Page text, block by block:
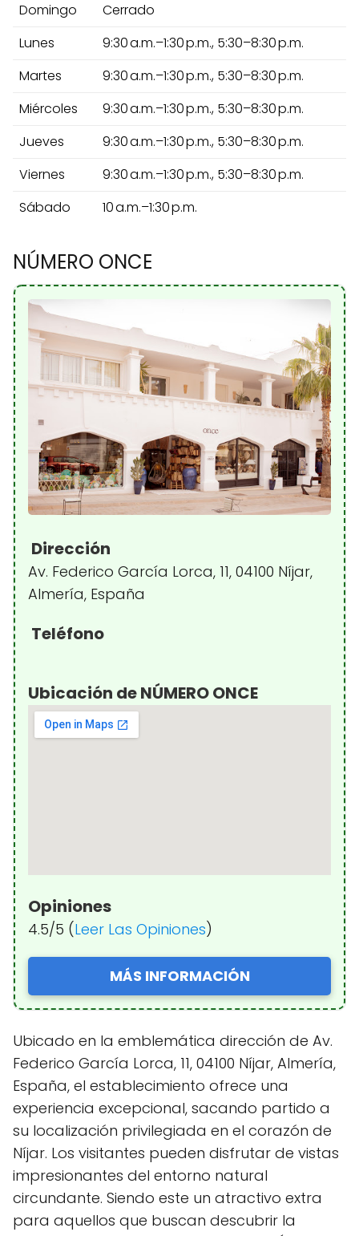
Domingo
Cerrado
Lunes
9:30 a.m.–1:30 p.m., 5:30–8:30 p.m.
Martes
9:30 a.m.–1:30 p.m., 5:30–8:30 p.m.
Miércoles
9:30 a.m.–1:30 p.m., 5:30–8:30 p.m.
Jueves
9:30 a.m.–1:30 p.m., 5:30–8:30 p.m.
Viernes
9:30 a.m.–1:30 p.m., 5:30–8:30 p.m.
Sábado
10 a.m.–1:30 p.m.
NÚMERO ONCE
Dirección
Av. Federico García Lorca, 11, 04100 Níjar,
Almería, España
Teléfono
Ubicación de NÚMERO ONCE
Opiniones
4.5/5 (Leer Las Opiniones)
MÁS INFORMACIÓN
Ubicado en la emblemática dirección de Av.
Federico García Lorca, 11, 04100 Níjar, Almería,
España, el establecimiento ofrece una
experiencia excepcional, sacando partido a
su localización privilegiada en el corazón de
Níjar. Los visitantes pueden disfrutar de vistas
impresionantes del entorno natural
circundante. Siendo este un atractivo extra
para aquellos que buscan descubrir la